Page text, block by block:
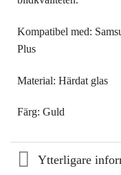
Kompatibel med:
Plus
Material: Härdat glas
Färg: Guld
Ytterligare